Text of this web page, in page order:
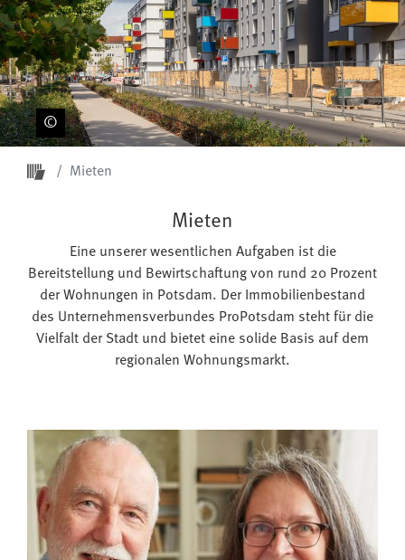
Startseite ProPotsdam
Mieten
Mieten
Eine unserer wesentlichen Aufgaben ist die
Bereitstellung und Bewirtschaftung von rund 20 Prozent
der Wohnungen in Potsdam. Der Immobilienbestand
des Unternehmensverbundes ProPotsdam steht für die
Vielfalt der Stadt und bietet eine solide Basis auf dem
regionalen Wohnungsmarkt.